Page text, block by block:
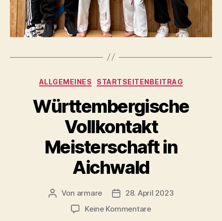
Kategorien
ALLGEMEINES STARTSEITENBEITRAG
Württembergische
Vollkontakt
Meisterschaft in
Aichwald
Beitragsautor
Von armare Beitragsdatum
28. April 2023
Keine Kommentarezu